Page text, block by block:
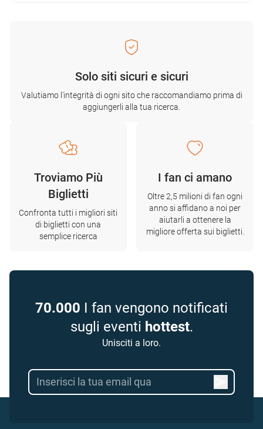
Solo siti sicuri e sicuri
Valutiamo l'integrità di ogni sito che raccomandiamo prima di
aggiungerli alla tua ricerca.
Troviamo Più
Biglietti
Confronta tutti i migliori siti
di biglietti con una
semplice ricerca
I fan ci amano
Oltre 2,5 milioni di fan ogni
anno si affidano a noi per
aiutarli a ottenere la
migliore offerta sui biglietti.
70.000 I fan vengono notificati
sugli eventi hottest.
Unisciti a loro.